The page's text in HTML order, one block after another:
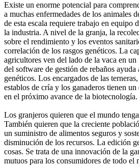
Existe un enorme potencial para
a muchas enfermedades de los animales
de esta escala requiere trabajo en equipo
la industria. A nivel de la granja, la
sobre el rendimiento y los eventos
correlación de los rasgos genéticos. La
agricultores ven del lado de la vaca en
del software de gestión de rebaños ayuda
genéticos. Los encargados de las
establos de cría y los ganaderos tienen
en el próximo avance de la biotecnología.
Los granjeros quieren que el mundo
También quieren que la creciente
un suministro de alimentos seguros y
disminución de los recursos. La edición
cosas. Se trata de una innovación de la
mutuos para los consumidores de todo el